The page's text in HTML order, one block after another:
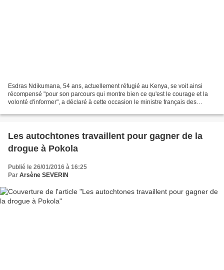
Esdras Ndikumana, 54 ans, actuellement réfugié au Kenya, se voit ainsi
récompensé "pour son parcours qui montre bien ce qu'est le courage et la
volonté d'informer", a déclaré à cette occasion le ministre français des
Les autochtones travaillent pour gagner de la
drogue à Pokola
Publié le 26/01/2016 à 16:25
Par Arsène SEVERIN